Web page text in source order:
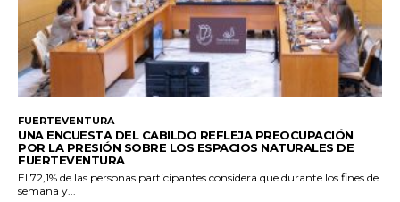
FUERTEVENTURA
UNA ENCUESTA DEL CABILDO REFLEJA PREOCUPACIÓN
POR LA PRESIÓN SOBRE LOS ESPACIOS NATURALES DE
FUERTEVENTURA
El 72,1% de las personas participantes considera que durante los fines de
semana y...